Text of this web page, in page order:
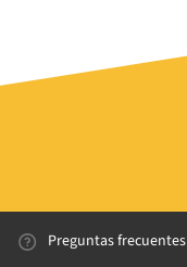
Preguntas frecuentes